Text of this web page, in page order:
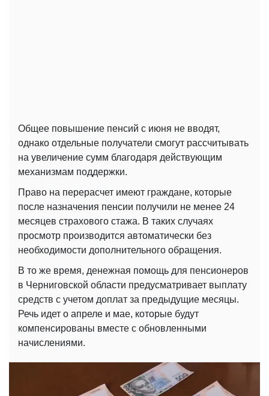
Общее повышение пенсий с июня не вводят,
однако отдельные получатели смогут рассчитывать
на увеличение сумм благодаря действующим
механизмам поддержки.
Право на перерасчет имеют граждане, которые
после назначения пенсии получили не менее 24
месяцев страхового стажа. В таких случаях
просмотр производится автоматически без
необходимости дополнительного обращения.
В то же время, денежная помощь для пенсионеров
в Черниговской области предусматривает выплату
средств с учетом доплат за предыдущие месяцы.
Речь идет о апреле и мае, которые будут
компенсированы вместе с обновленными
начислениями.